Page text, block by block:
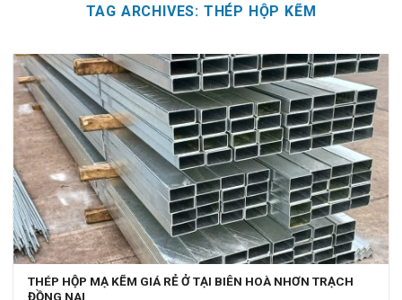
TAG ARCHIVES: THÉP HỘP KẼM
THÉP HỘP MẠ KẼM GIÁ RẺ Ở TẠI BIÊN HOÀ NHƠN TRẠCH
ĐỒNG NAI